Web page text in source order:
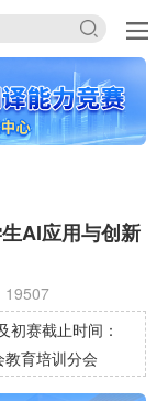
AI应用与创新
19507
赛截止时间：
育培训分会